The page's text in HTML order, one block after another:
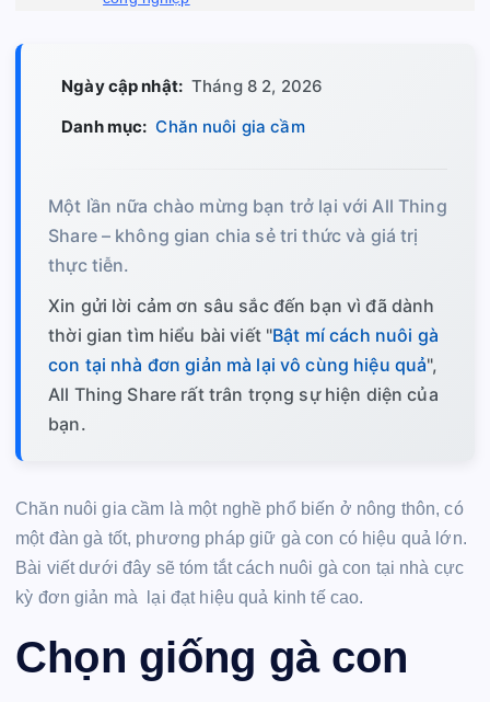
Ngày cập nhật: Tháng 8 2, 2026
Danh mục: Chăn nuôi gia cầm
Một lần nữa chào mừng bạn trở lại với All Thing
Share – không gian chia sẻ tri thức và giá trị
thực tiễn.
Xin gửi lời cảm ơn sâu sắc đến bạn vì đã dành
thời gian tìm hiểu bài viết "Bật mí cách nuôi gà
con tại nhà đơn giản mà lại vô cùng hiệu quả",
All Thing Share rất trân trọng sự hiện diện của
bạn.
Chăn nuôi gia cầm là một nghề phổ biến ở nông thôn, có
một đàn gà tốt, phương pháp giữ gà con có hiệu quả lớn.
Bài viết dưới đây sẽ tóm tắt cách nuôi gà con tại nhà cực
kỳ đơn giản mà lại đạt hiệu quả kinh tế cao.
Chọn giống gà con